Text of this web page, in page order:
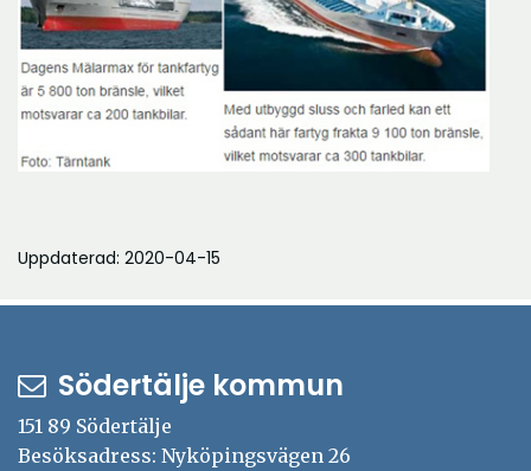
Uppdaterad: 2020-04-15
Södertälje kommun
151 89 Södertälje
Besöksadress: Nyköpingsvägen 26